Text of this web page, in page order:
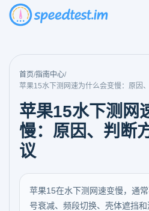
首页/指南中心/
苹果15水下测网速为什么会变慢：原因
苹果15水下测网
慢：原因、判断
议
苹果15在水下测网速变慢，通
号衰减、频段切换、壳体遮挡